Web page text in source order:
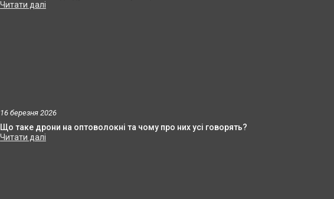
16 березня 2026
Що таке дрони на оптоволокні та чому про них усі говорять?